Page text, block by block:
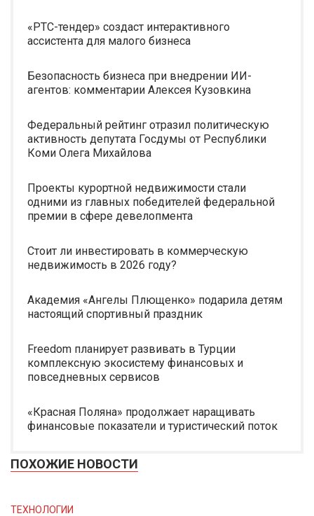
«РТС-тендер» создаст интерактивного
ассистента для малого бизнеса
Безопасность бизнеса при внедрении ИИ-
агентов: комментарии Алексея Кузовкина
Федеральный рейтинг отразил политическую
активность депутата Госдумы от Республики
Коми Олега Михайлова
Проекты курортной недвижимости стали
одними из главных победителей федеральной
премии в сфере девелопмента
Стоит ли инвестировать в коммерческую
недвижимость в 2026 году?
Академия «Ангелы Плющенко» подарила детям
настоящий спортивный праздник
Freedom планирует развивать в Турции
комплексную экосистему финансовых и
повседневных сервисов
«Красная Поляна» продолжает наращивать
финансовые показатели и туристический поток
ПОХОЖИЕ НОВОСТИ
ТЕХНОЛОГИИ